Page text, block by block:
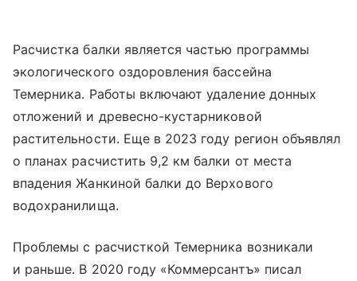
Расчистка балки является частью программы
экологического оздоровления бассейна
Темерника. Работы включают удаление донных
отложений и древесно-кустарниковой
растительности. Еще в 2023 году регион объявлял
о планах расчистить 9,2 км балки от места
впадения Жанкиной балки до Верхового
водохранилища.
Проблемы с расчисткой Темерника возникали
и раньше. В 2020 году «Коммерсантъ» писал